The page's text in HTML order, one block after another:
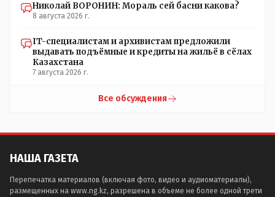
Николай ВОРОНИН: Мораль сей басни какова?
8 августа 2026 г.
IT-специалистам и архивистам предложили
выдавать подъёмные и кредиты на жильё в сёлах
Казахстана
7 августа 2026 г.
Все обсуждения
НАША ГАЗЕТА
Перепечатка материалов (включая фото, видео и аудиоматериалы),
размещенных на www.ng.kz, разрешена в объеме не более одной трети